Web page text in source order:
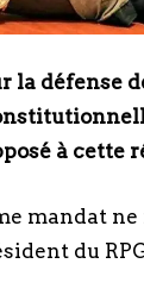
la défense
à cette
mandat
du